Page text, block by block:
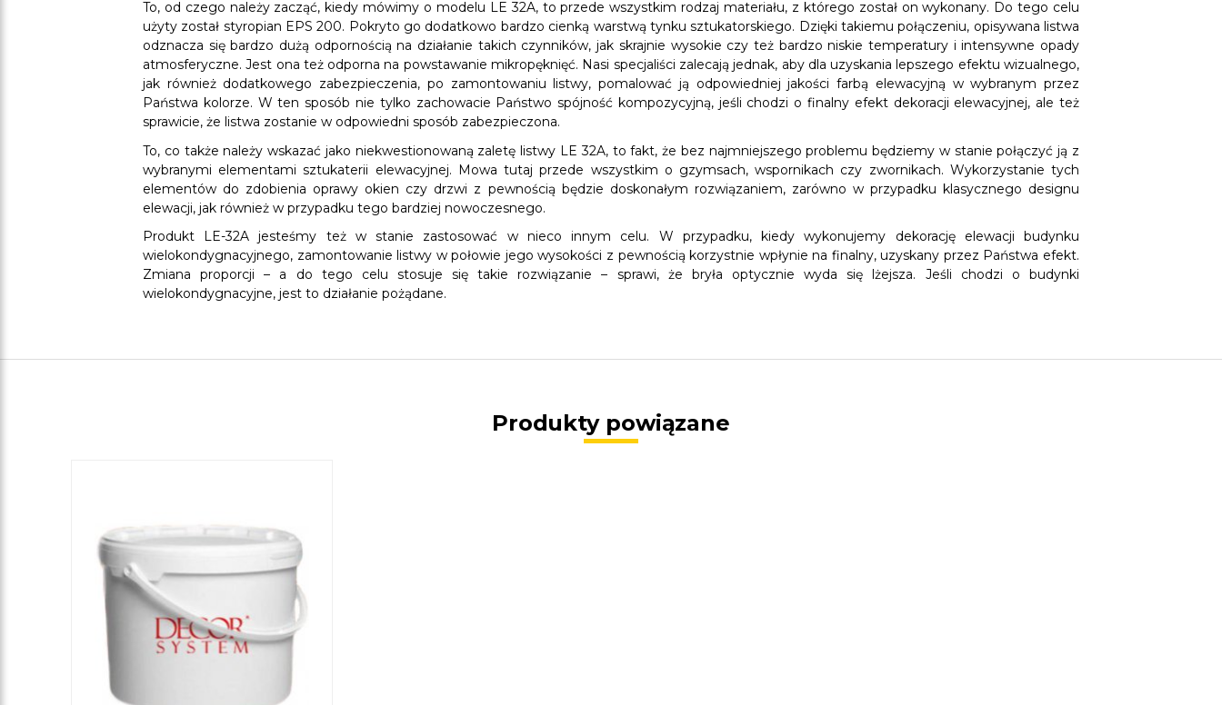
To, od czego należy zacząć, kiedy mówimy o modelu LE 32A, to przede wszystkim rodzaj materiału, z którego został on wykonany. Do tego celu
użyty został styropian EPS 200. Pokryto go dodatkowo bardzo cienką warstwą tynku sztukatorskiego. Dzięki takiemu połączeniu, opisywana listwa
odznacza się bardzo dużą odpornością na działanie takich czynników, jak skrajnie wysokie czy też bardzo niskie temperatury i intensywne opady
atmosferyczne. Jest ona też odporna na powstawanie mikropęknięć. Nasi specjaliści zalecają jednak, aby dla uzyskania lepszego efektu wizualnego,
jak również dodatkowego zabezpieczenia, po zamontowaniu listwy, pomalować ją odpowiedniej jakości farbą elewacyjną w wybranym przez
Państwa kolorze. W ten sposób nie tylko zachowacie Państwo spójność kompozycyjną, jeśli chodzi o finalny efekt dekoracji elewacyjnej, ale też
sprawicie, że listwa zostanie w odpowiedni sposób zabezpieczona.
To, co także należy wskazać jako niekwestionowaną zaletę listwy LE 32A, to fakt, że bez najmniejszego problemu będziemy w stanie połączyć ją z
wybranymi elementami sztukaterii elewacyjnej. Mowa tutaj przede wszystkim o gzymsach, wspornikach czy zwornikach. Wykorzystanie tych
elementów do zdobienia oprawy okien czy drzwi z pewnością będzie doskonałym rozwiązaniem, zarówno w przypadku klasycznego designu
elewacji, jak również w przypadku tego bardziej nowoczesnego.
Produkt LE-32A jesteśmy też w stanie zastosować w nieco innym celu. W przypadku, kiedy wykonujemy dekorację elewacji budynku
wielokondygnacyjnego, zamontowanie listwy w połowie jego wysokości z pewnością korzystnie wpłynie na finalny, uzyskany przez Państwa efekt.
Zmiana proporcji – a do tego celu stosuje się takie rozwiązanie – sprawi, że bryła optycznie wyda się lżejsza. Jeśli chodzi o budynki
wielokondygnacyjne, jest to działanie pożądane.
Produkty powiązane